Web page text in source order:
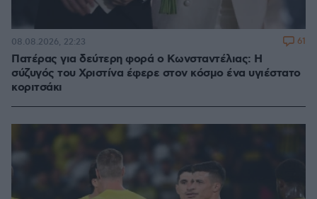
Πατέρας για δεύτερη φορά ο Κωνσταντέλιας: Η
σύζυγός του Χριστίνα έφερε στον κόσμο ένα υγιέστατο
κοριτσάκι
08.08.2026, 22:23 61